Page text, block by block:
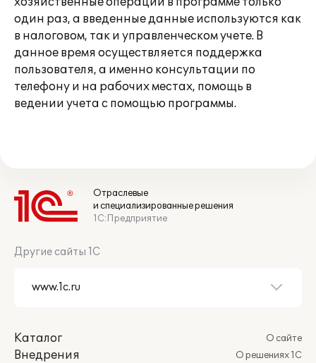
один раз, а введенные данные используются как
в налоговом, так и управленческом учете. В
данное время осуществляется поддержка
пользователя, а именно консультации по
телефону и на рабочих местах, помощь в
ведении учета с помощью программы.
Отраслевые
и специализированные решения
1С:Предприятие
Другие сайты 1С
Каталог
Внедрения
О сайте
О решениях 1С